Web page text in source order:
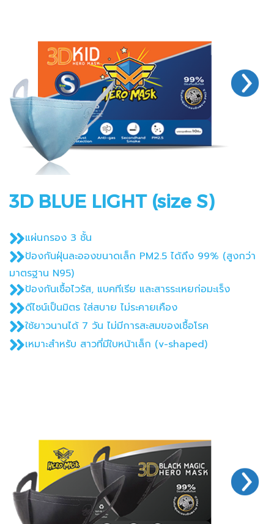
3D BLUE LIGHT (size S)
แผ่นกรอง 3 ชั้น
ป้องกันฝุ่นละอองขนาดเล็ก PM2.5 ได้ถึง 99% (สูงกว่า
มาตรฐาน N95)
ป้องกันเชื้อไวรัส, แบคทีเรีย และสารระเหยก่อมะเร็ง
ดีไซน์เป็นมิตร ใส่สบาย ไม่ระคายเคือง
ใช้ยาวนานได้ 7 วัน ไม่มีการสะสมของเชื้อโรค
เหมาะสำหรับ สาวที่มีใบหน้าเล็ก (v-shaped)